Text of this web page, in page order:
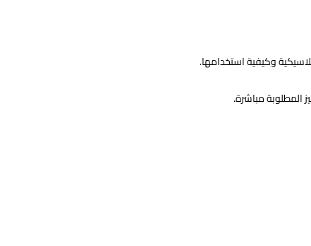
وكيفية استخدامها.
المطلوبة مباشرة.